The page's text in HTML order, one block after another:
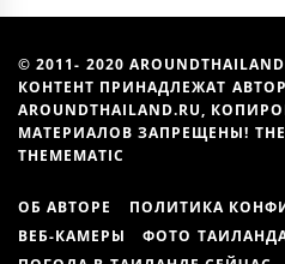
© 2011- 2020
КОНТЕНТ ПРИНАДЛЕЖАТ
AROUNDTHAILAND.RU,
МАТЕРИАЛОВ ЗАПРЕЩЕНЫ!
THEMEMATIC
ОБ АВТОРЕ
ПОЛИТИКА
ВЕБ-КАМЕРЫ
ФОТО